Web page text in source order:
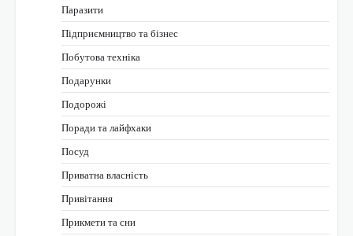
Паразити
Підприємництво та бізнес
Побутова техніка
Подарунки
Подорожі
Поради та лайфхаки
Посуд
Приватна власність
Привітання
Прикмети та сни